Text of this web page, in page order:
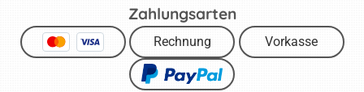
Zahlungsarten
Rechnung Vorkasse